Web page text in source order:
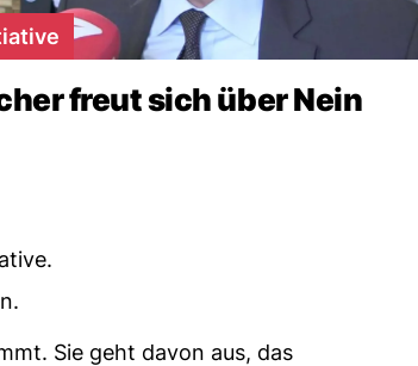
freut sich über Nein
Sie geht davon aus, das